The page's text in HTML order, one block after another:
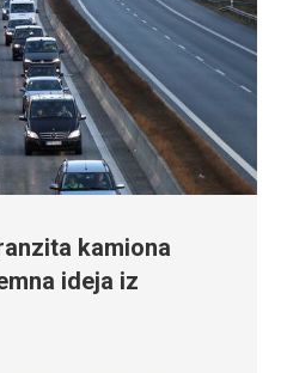
kamiona
ideja iz